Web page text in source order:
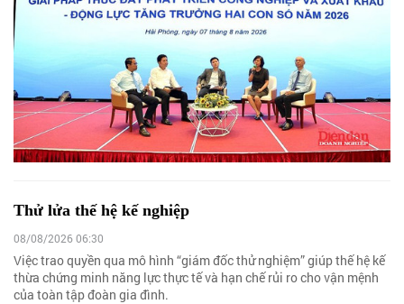
Thử lửa thế hệ kế nghiệp
08/08/2026 06:30
Việc trao quyền qua mô hình “giám đốc thử nghiệm” giúp thế hệ kế
thừa chứng minh năng lực thực tế và hạn chế rủi ro cho vận mệnh
của toàn tập đoàn gia đình.